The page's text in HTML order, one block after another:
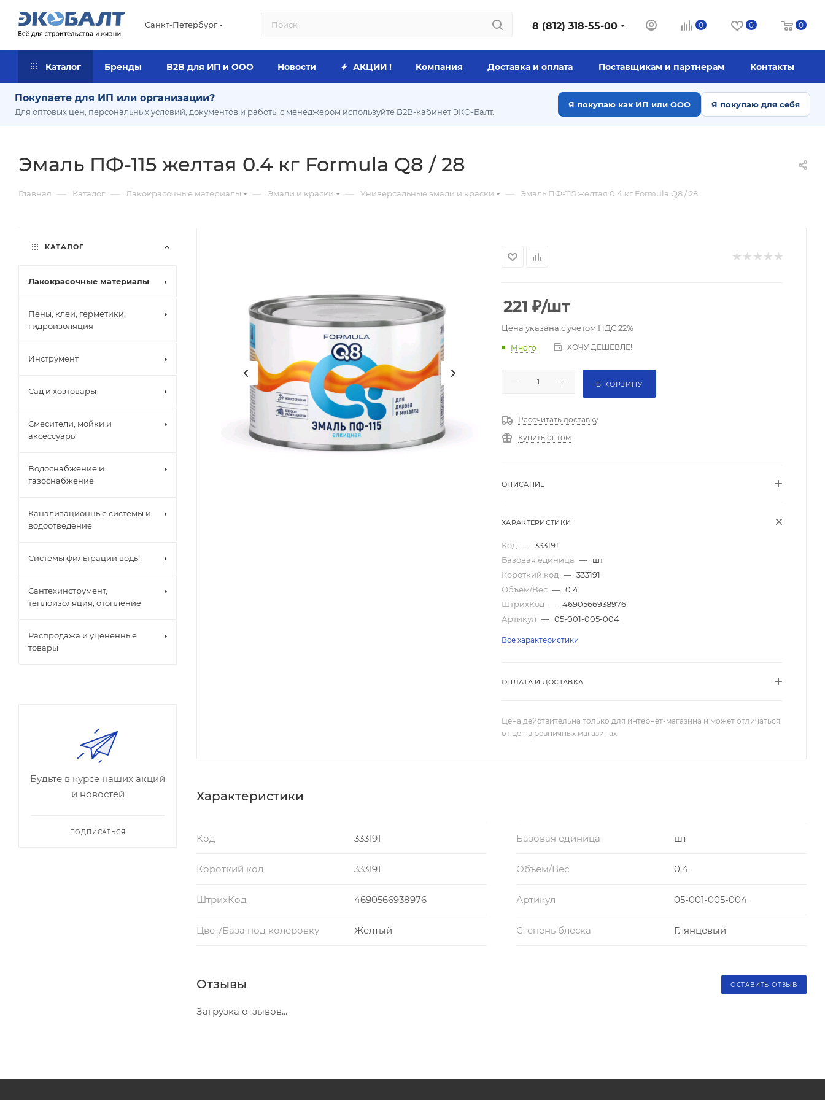
Санкт-Петербург 8 (812) 318-55-00 0 0 0
Каталог Бренды B2B для ИП и ООО Новости АКЦИИ ! Компания Доставка и оплата Поставщикам и партнерам Контакты
Покупаете для ИП или организации?
Для оптовых цен, персональных условий, документов и работы с менеджером используйте B2B-кабинет ЭКО-Балт.
Я покупаю как ИП или ООО Я покупаю для себя
Эмаль ПФ-115 желтая 0.4 кг Formula Q8 / 28
Главная — Каталог — Лакокрасочные материалы — Эмали и краски — Универсальные эмали и краски — Эмаль ПФ-115 желтая 0.4 кг Formula Q8 / 28
221 ₽/шт
Цена указана с учетом НДС 22%
Много ХОЧУ ДЕШЕВЛЕ!
В КОРЗИНУ
Рассчитать доставку
Купить оптом
ОПИСАНИЕ
ХАРАКТЕРИСТИКИ
Код — 333191
Базовая единица — шт
Короткий код — 333191
Объем/Вес — 0.4
ШтрихКод — 4690566938976
Артикул — 05-001-005-004
Все характеристики
ОПЛАТА И ДОСТАВКА
Цена действительна только для интернет-магазина и может отличаться
от цен в розничных магазинах
Характеристики
Код 333191 Базовая единица шт
Короткий код 333191 Объем/Вес 0.4
ШтрихКод 4690566938976 Артикул 05-001-005-004
Цвет/База под колеровку Желтый Степень блеска Глянцевый
Отзывы ОСТАВИТЬ ОТЗЫВ
Загрузка отзывов...
КАТАЛОГ
Лакокрасочные материалы
Пены, клеи, герметики,
гидроизоляция
Инструмент
Сад и хозтовары
Смесители, мойки и
аксессуары
Водоснабжение и
газоснабжение
Канализационные системы и
водоотведение
Системы фильтрации воды
Сантехинструмент,
теплоизоляция, отопление
Распродажа и уцененные
товары
Будьте в курсе наших акций
и новостей
ПОДПИСАТЬСЯ